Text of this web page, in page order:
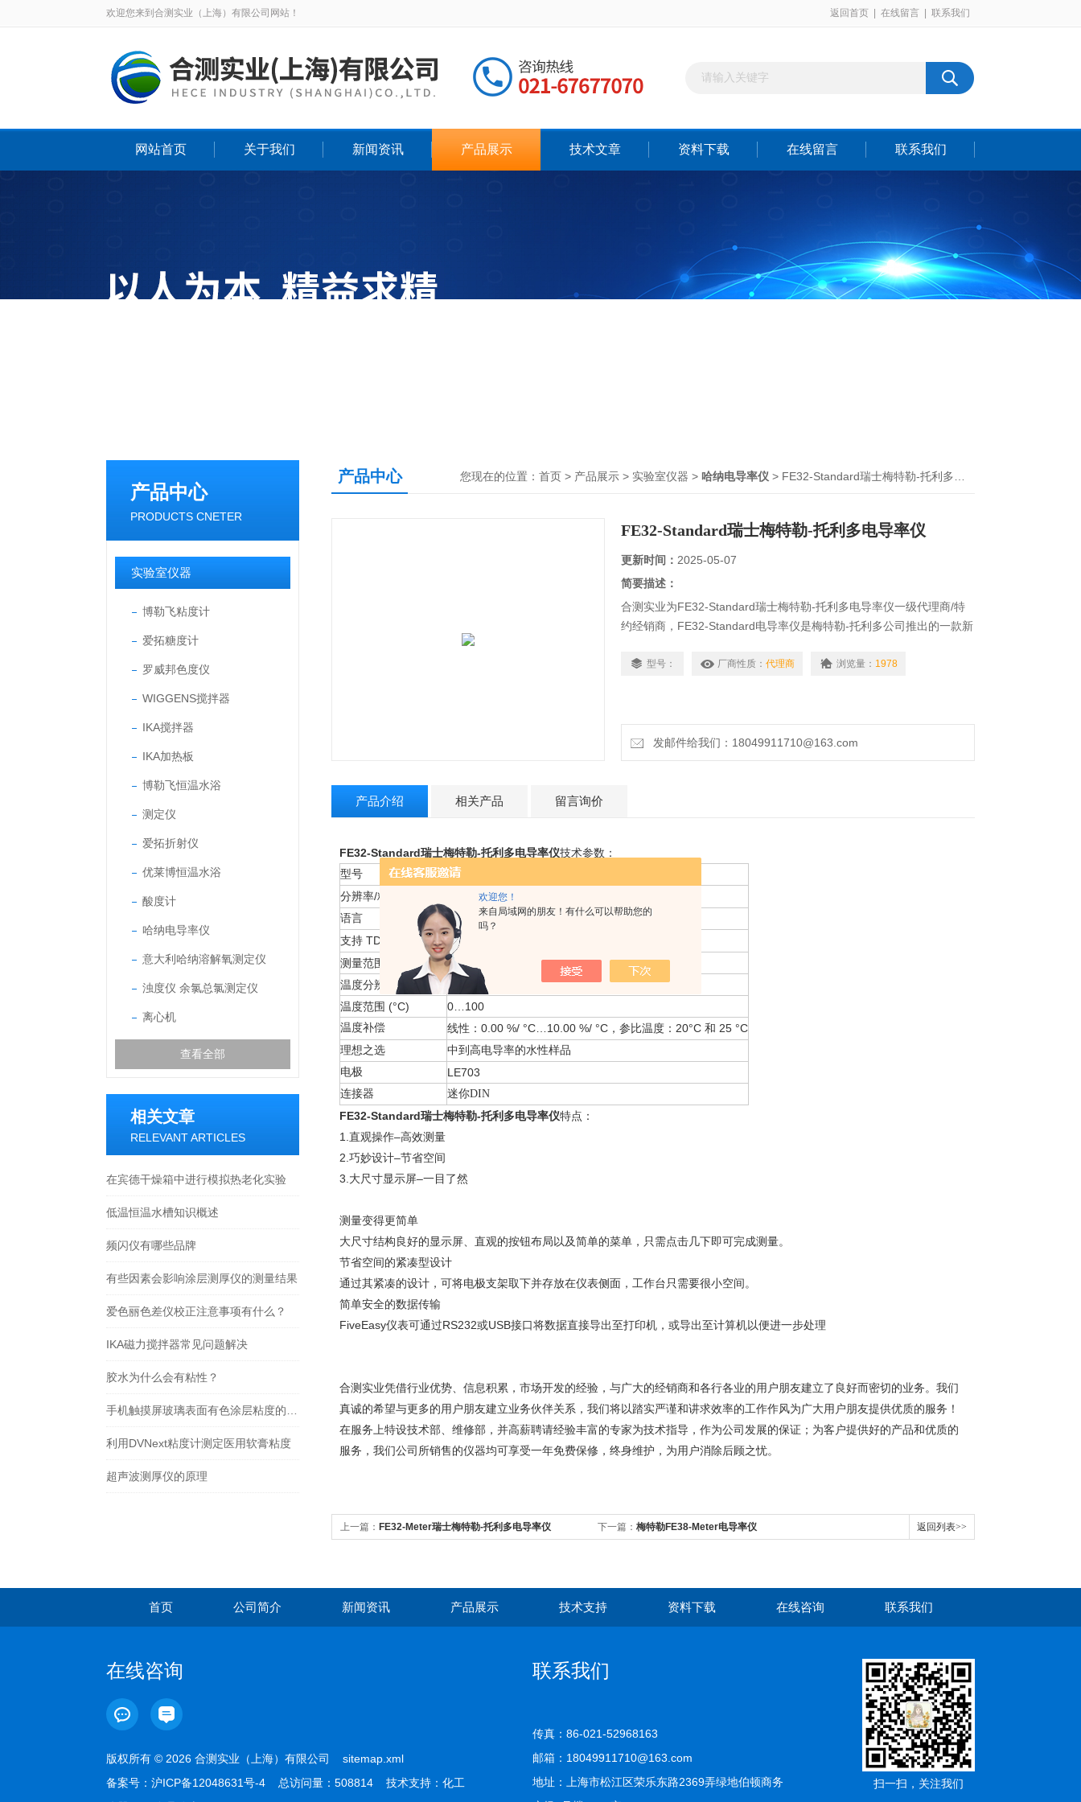
欢迎您！
来自局域网的朋友！有什么可以帮助您的
吗？
欢迎您来到合测实业（上海）有限公司网站！ 返回首页 在线留言 联系我们
网站首页 关于我们 新闻资讯 产品展示 技术文章 资料下载 在线留言 联系我们
产品中心
PRODUCTS CNETER
实验室仪器
博勒飞粘度计
爱拓糖度计
罗威邦色度仪
WIGGENS搅拌器
IKA搅拌器
IKA加热板
博勒飞恒温水浴
测定仪
爱拓折射仪
优莱博恒温水浴
酸度计
哈纳电导率仪
意大利哈纳溶解氧测定仪
浊度仪 余氯总氯测定仪
离心机
查看全部
相关文章
RELEVANT ARTICLES
在宾德干燥箱中进行模拟热老化实验
低温恒温水槽知识概述
频闪仪有哪些品牌
有些因素会影响涂层测厚仪的测量结果
爱色丽色差仪校正注意事项有什么？
IKA磁力搅拌器常见问题解决
胶水为什么会有粘性？
利用DVNext粘度计测定医用软膏粘度
超声波测厚仪的原理
产品中心 您现在的位置： 首页 > 产品展示 > 实验室仪器 > 哈纳电导率仪 > FE32-Standard瑞士梅特勒-托利多电导率仪
FE32-Standard瑞士梅特勒-托利多电导率仪
更新时间： 2025-05-07
简要描述：
合测实业为FE32-Standard瑞士梅特勒-托利多电导率仪一级代理商/特
约经销商，FE32-Standard电导率仪是梅特勒-托利多公司推出的一款新
型号： 厂商性质： 代理商 浏览量： 1978
发邮件给我们：18049911710@163.com
产品介绍 相关产品 留言询价
FE32-Standard瑞士梅特勒-托利多电导率仪技术参数：
型号
FE32-Standard
分辨率/精度 (cond.)
自动范围/ ± 0.5%
语言
英语
支持 TDS （范围）
是 (0.01mg/L…200g/L )
测量范围 (cond.)
0.01 µS/cm…200 mS/cm
温度分辨率/精度 (°C) 0.1 / ± 0.5
温度范围 (°C)
0…100
温度补偿 线性： 0.00 %/ °C…10.00 %/ °C ，参比温度： 20°C 和 25 °C
理想之选
中到高电导率的水性样品
电极
LE703
连接器 迷你DIN
FE32-Standard瑞士梅特勒-托利多电导率仪特点：
1.直观操作–高效测量
2.巧妙设计–节省空间
3.大尺寸显示屏–一目了然
测量变得更简单
大尺寸结构良好的显示屏、直观的按钮布局以及简单的菜单，只需点击几下即可完成测量。
节省空间的紧凑型设计
通过其紧凑的设计，可将电极支架取下并存放在仪表侧面，工作台只需要很小空间。
简单安全的数据传输
FiveEasy仪表可通过RS232或USB接口将数据直接导出至打印机，或导出至计算机以便进一步处理
合测实业凭借行业优势、信息积累，市场开发的经验，与广大的经销商和各行各业的用户朋友建立了良好而密切的业务。我们
真诚的希望与更多的用户朋友建立业务伙伴关系，我们将以踏实严谨和讲求效率的工作作风为广大用户朋友提供优质的服务！
在服务上特设技术部、维修部，并高薪聘请经验丰富的专家为技术指导，作为公司发展的保证；为客户提供好的产品和优质的
服务，我们公司所销售的仪器均可享受一年免费保修，终身维护，为用户消除后顾之忧。
上一篇： FE32-Meter瑞士梅特勒-托利多电导率仪 下一篇： 梅特勒FE38-Meter电导率仪 返回列表>>
首页 公司简介 新闻资讯 产品展示 技术支持 资料下载 在线咨询 联系我们
在线咨询
版权所有 © 2026 合测实业（上海）有限公司 sitemap.xml
备案号： 沪ICP备12048631号-4 总访问量：508814 技术支持： 化工
联系我们
传真：86-021-52968163
邮箱：18049911710@163.com
地址：上海市松江区荣乐东路2369弄绿地伯顿商务
扫一扫，关注我们